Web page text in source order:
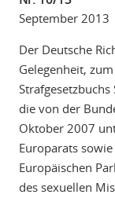
September 2013
Der Deutsche
Gelegenheit,
die von der
Oktober 2007
Europarats
Europäischen
des sexuellen